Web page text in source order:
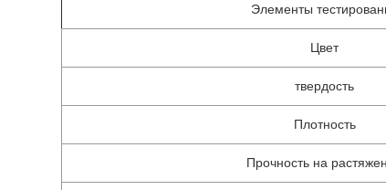
Элементы
Цвет
твердость
Плотность
Прочность на